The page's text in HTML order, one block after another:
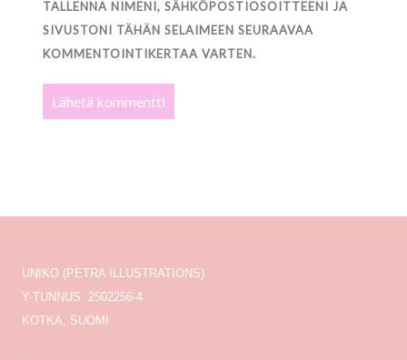
TALLENNA NIMENI, SÄHKÖPOSTIOSOITTEENI JA
SIVUSTONI TÄHÄN SELAIMEEN SEURAAVAA
KOMMENTOINTIKERTAA VARTEN.
UNIKO (PETRA ILLUSTRATIONS)
Y-TUNNUS: 2502256-4
KOTKA, SUOMI